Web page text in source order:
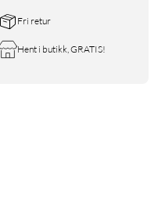
Fri retur
Hent i butikk, GRATIS!